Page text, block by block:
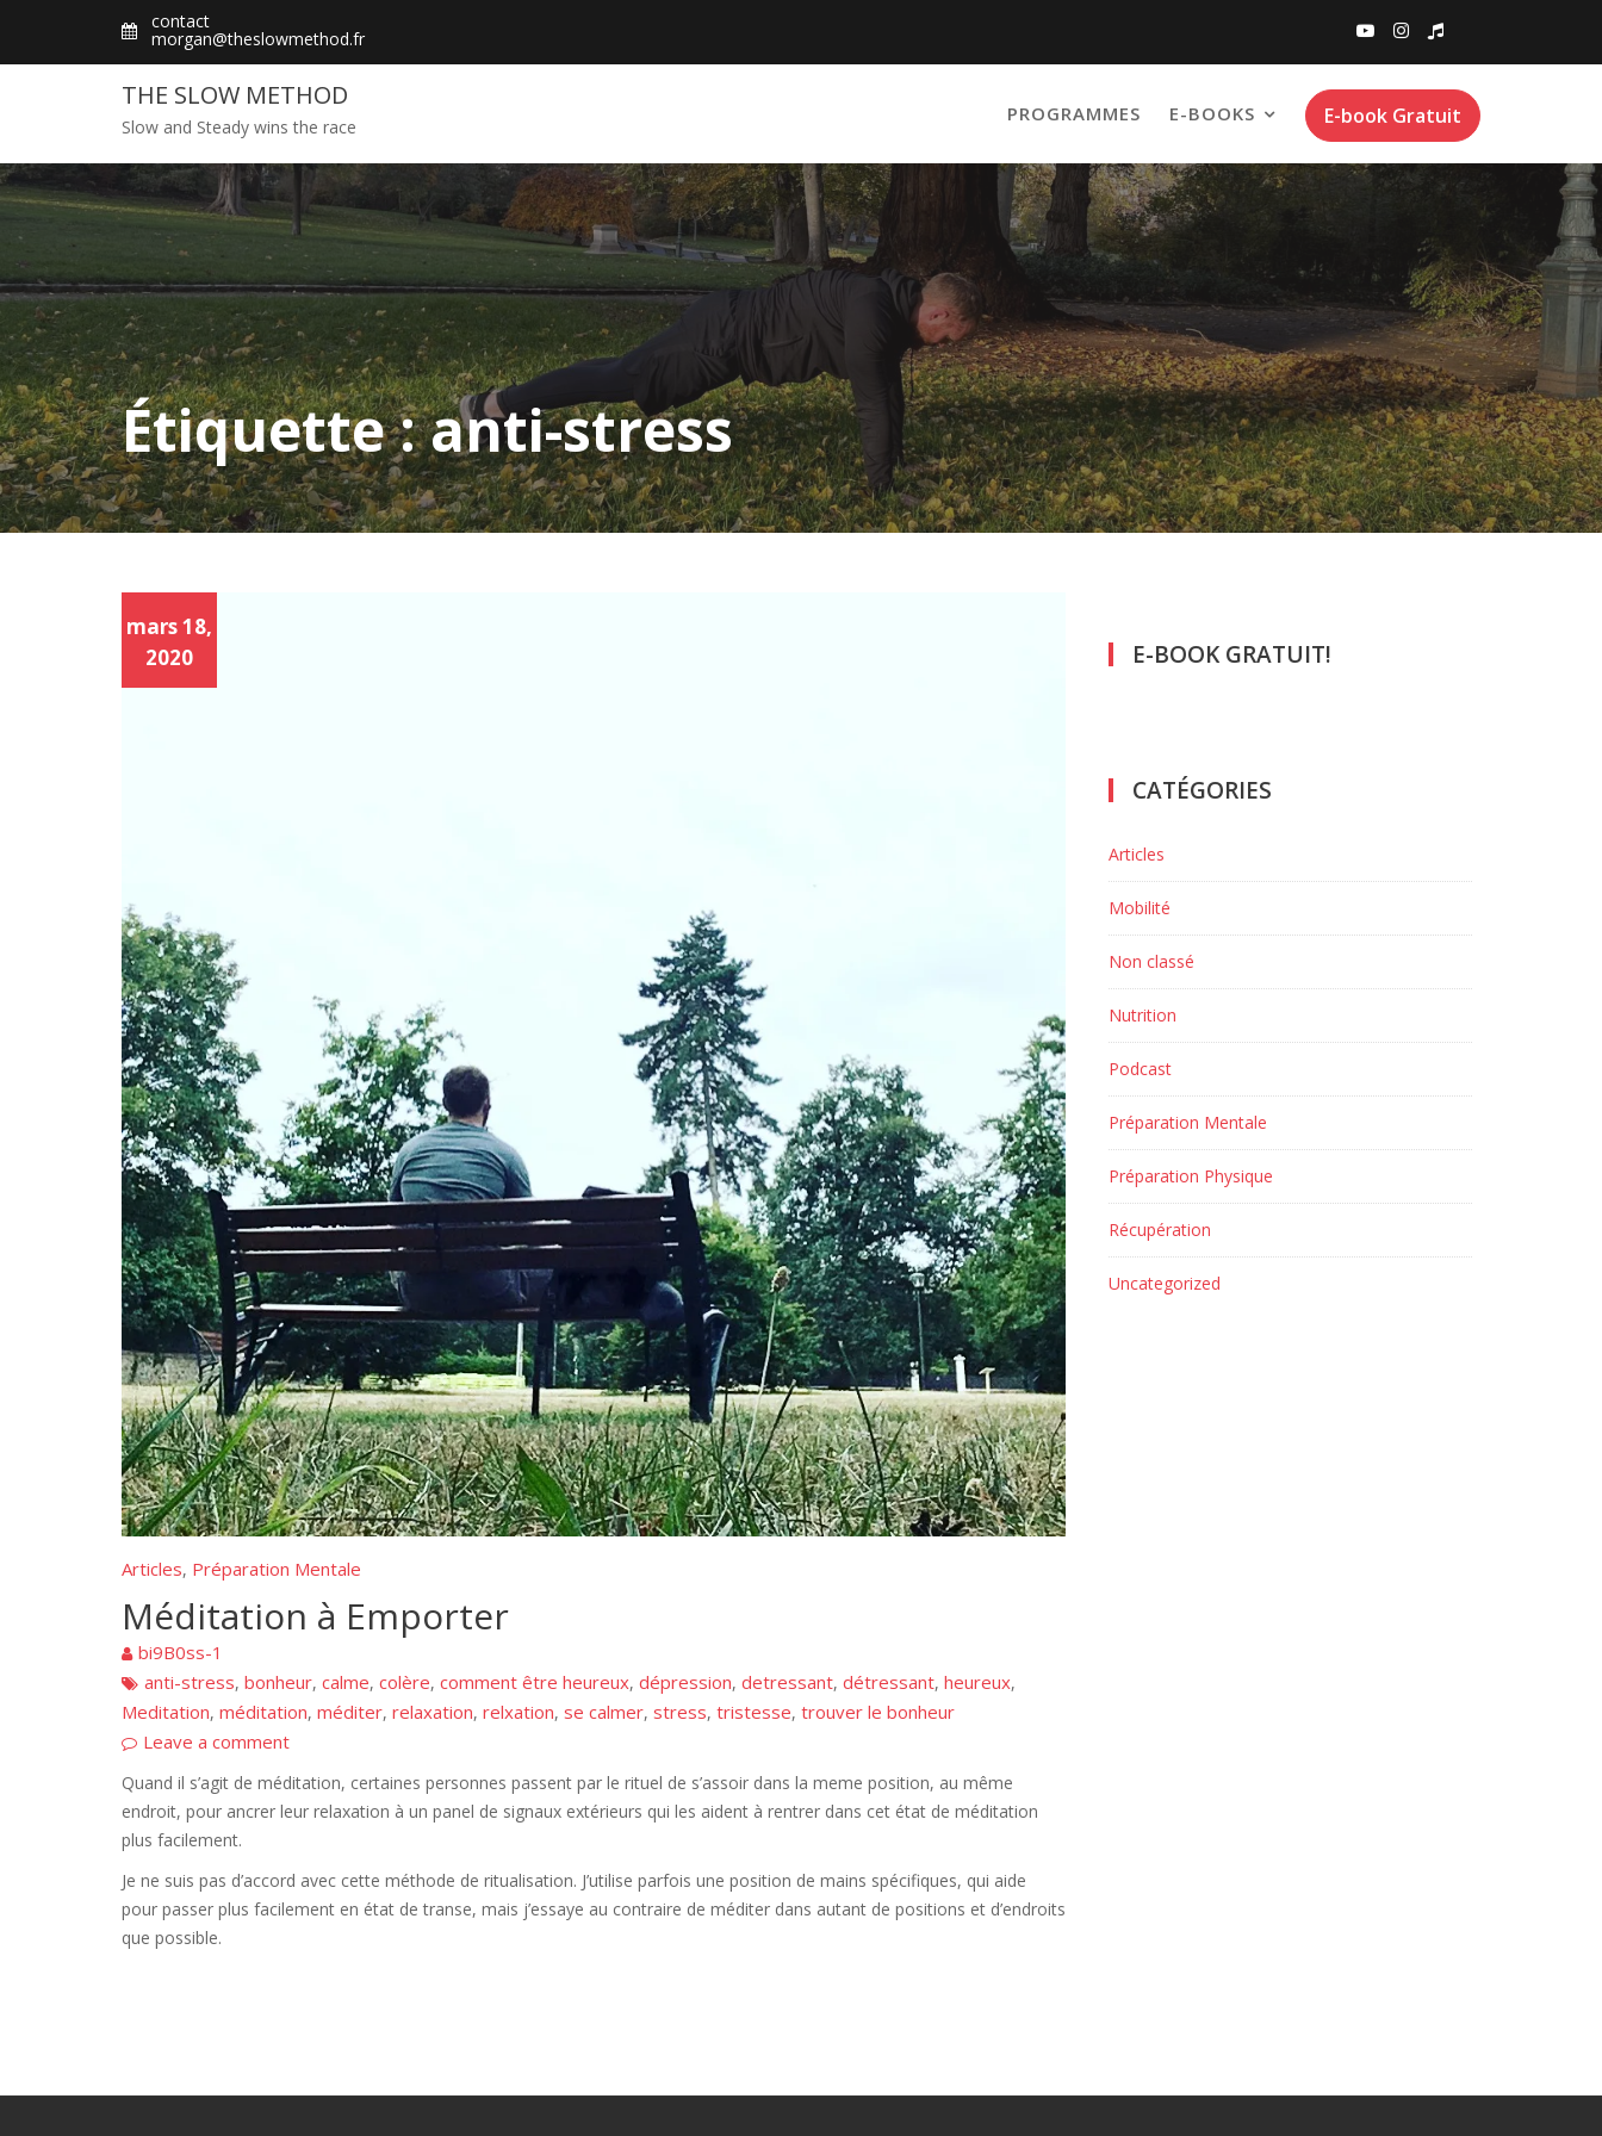
content
contact
morgan@theslowmethod.fr
THE SLOW METHOD
Slow and Steady wins the race E-book Gratuit
PROGRAMMES E-BOOKS
Étiquette : anti-stress
mars 18,
2020
Articles, Préparation Mentale
Méditation à Emporter
bi9B0ss-1
anti-stress, bonheur, calme, colère, comment être heureux, dépression, detressant, détressant, heureux,
Meditation, méditation, méditer, relaxation, relxation, se calmer, stress, tristesse, trouver le bonheur
Leave a comment
Quand il s’agit de méditation, certaines personnes passent par le rituel de s’assoir dans la meme position, au même
endroit, pour ancrer leur relaxation à un panel de signaux extérieurs qui les aident à rentrer dans cet état de méditation
plus facilement.
Je ne suis pas d’accord avec cette méthode de ritualisation. J’utilise parfois une position de mains spécifiques, qui aide
pour passer plus facilement en état de transe, mais j’essaye au contraire de méditer dans autant de positions et d’endroits
que possible.
E-BOOK GRATUIT!
CATÉGORIES
Articles
Mobilité
Non classé
Nutrition
Podcast
Préparation Mentale
Préparation Physique
Récupération
Uncategorized